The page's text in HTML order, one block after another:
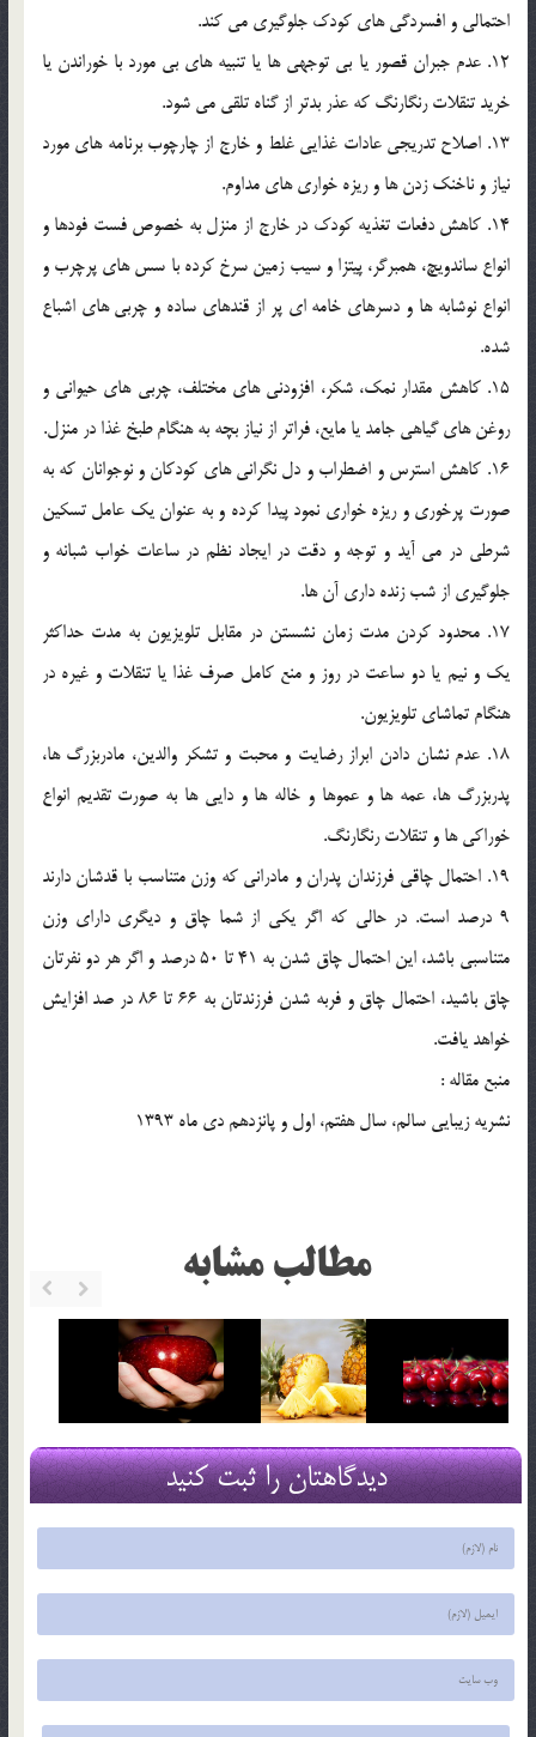
احتمالي و افسردگي هاي کودک جلوگيري مي کند.
12. عدم جبران قصور يا بي توجهي ها يا تنبيه هاي بي مورد با خوراندن يا
خريد تنقلات رنگارنگ که عذر بدتر از گناه تلقي مي شود.
13. اصلاح تدريجي عادات غذايي غلط و خارج از چارچوب برنامه هاي مورد
نياز و ناخنک زدن ها و ريزه خواري هاي مداوم.
14. کاهش دفعات تغذيه کودک در خارج از منزل به خصوص فست فودها و
انواع ساندويچ، همبرگر، پيتزا و سيب زمين سرخ کرده با سس هاي پرچرب و
انواع نوشابه ها و دسرهاي خامه اي پر از قندهاي ساده و چربي هاي اشباع
شده.
15. کاهش مقدار نمک، شکر، افزودني هاي مختلف، چربي هاي حيواني و
روغن هاي گياهي جامد يا مايع، فراتر از نياز بچه به هنگام طبخ غذا در منزل.
16. کاهش استرس و اضطراب و دل نگراني هاي کودکان و نوجوانان که به
صورت پرخوري و ريزه خواري نمود پيدا کرده و به عنوان يک عامل تسکين
شرطي در مي آيد و توجه و دقت در ايجاد نظم در ساعات خواب شبانه و
جلوگيري از شب زنده داري آن ها.
17. محدود کردن مدت زمان نشستن در مقابل تلويزيون به مدت حداکثر
يک و نيم يا دو ساعت در روز و منع کامل صرف غذا يا تنقلات و غيره در
هنگام تماشاي تلويزيون.
18. عدم نشان دادن ابراز رضايت و محبت و تشکر والدين، مادربزرگ ها،
پدربزرگ ها، عمه ها و عموها و خاله ها و دايي ها به صورت تقديم انواع
خوراکي ها و تنقلات رنگارنگ.
19. احتمال چاقي فرزندان پدران و مادراني که وزن متناسب با قدشان دارند
9 درصد است. در حالي که اگر يکي از شما چاق و ديگري داراي وزن
متناسبي باشد، اين احتمال چاق شدن به 41 تا 50 درصد و اگر هر دو نفرتان
چاق باشيد، احتمال چاق و فربه شدن فرزندتان به 66 تا 86 در صد افزايش
خواهد يافت.
منبع مقاله :
نشريه زيبايي سالم، سال هفتم، اول و پانزدهم دي ماه 1393
مطالب مشابه
دیدگاهتان را ثبت کنید